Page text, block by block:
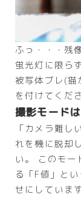
ふっ・・・残
蛍光灯に限ら
被写体ブレ(猫
を付けてくだ
撮影モード
「カメラ難し
れを機に脱却
い。 このモー
る「F値」と
せにしていま